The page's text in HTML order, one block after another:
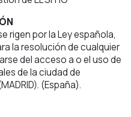
rigen por la Ley española,
la resolución de cualquier
del acceso a o el uso de
de la ciudad de
(España).